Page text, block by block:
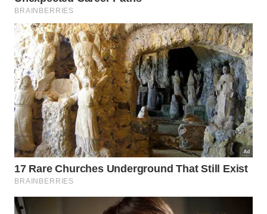
A utilização de folhas de louro sobre o braseiro eleva o
sabor e o aroma das carnes grelhadas. – Imagem
gerada por IA
Quais são as vantagens de uma
rotina de limpeza a seco?
Adotar métodos focados na restrição hídrica traz
benefícios financeiros imediatos na taxa de
consumo da residência. A economia gerada apoia
períodos de escassez ecológica, tornando a